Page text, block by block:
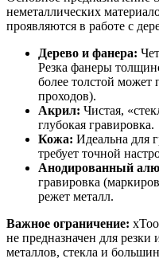
неметаллических
проявляются в работе с
Дерево и фанера:
Резка фанеры
более толстой может
проходов).
Акрил: Чистая,
глубокая гравировка.
Кожа: Идеальна для
требует точной
Анодированный
гравировка
режет металл.
Важное ограничение:
не предназначен для
металлов, стекла и